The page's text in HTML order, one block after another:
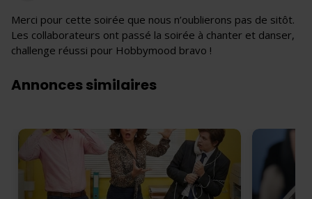
Merci pour cette soirée que nous n’oublierons pas de sitôt.
Les collaborateurs ont passé la soirée à chanter et danser,
challenge réussi pour Hobbymood bravo !
Annonces similaires